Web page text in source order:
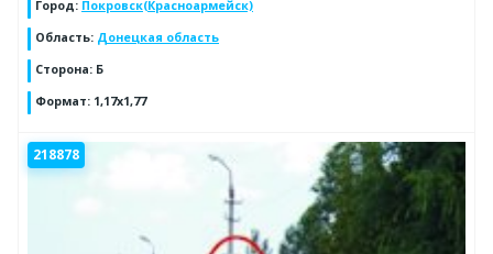
Город: Покровск(Красноармейск)
Область: Донецкая область
Сторона: Б
Формат: 1,17х1,77
218878